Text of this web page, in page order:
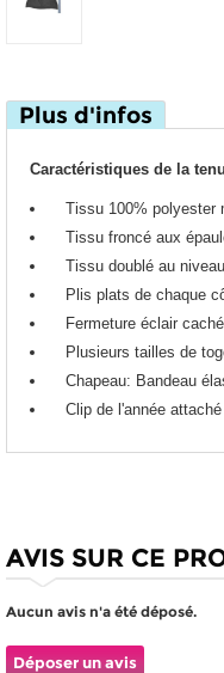
Plus d'infos
Caractéristiques de la
Tissu 100% polyester
Tissu froncé aux
Tissu doublé au
Plis plats de chaque
Fermeture éclair
Plusieurs tailles de
Chapeau: Bandeau
Clip de l'année
AVIS SUR CE
Aucun avis n'a été déposé.
Déposer un avis